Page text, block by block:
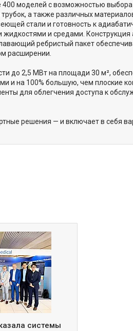
400 моделей с возможностью
а также различных
стали и готовность к
жидкостями и средами.
ребристый пакет
расширении.
до 2,5 МВт на площади 30 м²,
и на 100% большую, чем плоские
для облегчения доступа к
решения — и включает в себя
системы